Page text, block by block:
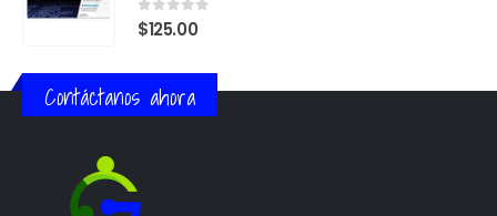
0out of 5
$125.00
Contáctanos ahora